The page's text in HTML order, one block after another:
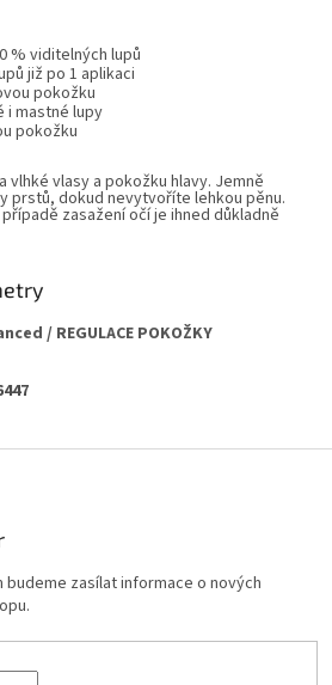
% viditelných lupů
již po 1 aplikaci
pokožku
i mastné lupy
pokožku
vlhké vlasy a pokožku hlavy. Jemně
prstů, dokud nevytvoříte lehkou pěnu.
zasažení očí je ihned důkladně
/ REGULACE POKOŽKY
budeme zasílat informace o nových